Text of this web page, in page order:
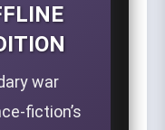
war
fiction’s